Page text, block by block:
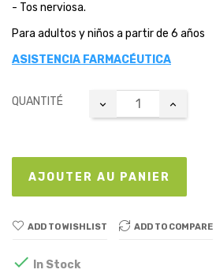
- Tos nerviosa.
Para adultos y niños a partir de 6 años
ASISTENCIA FARMACÉUTICA
QUANTITÉ
AJOUTER AU PANIER
ADD TO WISHLIST ADD TO COMPARE
 In Stock